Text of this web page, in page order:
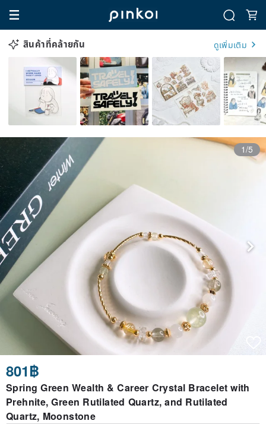
สินค้าที่คล้ายกัน ดูเพิ่มเติม
1/5
801฿
Spring Green Wealth & Career Crystal Bracelet with
Prehnite, Green Rutilated Quartz, and Rutilated
Quartz, Moonstone